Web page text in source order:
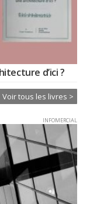
d’ici ?
Voir tous les livres >
INFOMERCIAL